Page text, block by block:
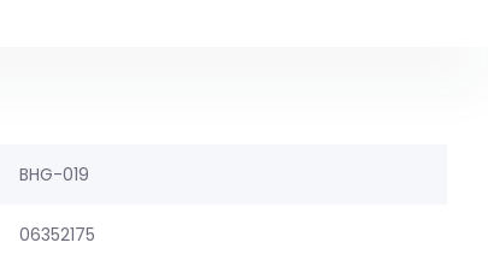
BHG-019
06352175